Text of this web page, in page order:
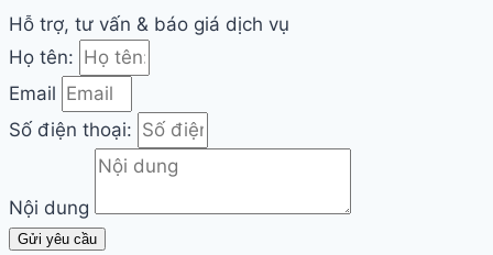
Hỗ trợ, tư vấn & báo giá dịch vụ
Họ tên:
Email
Số điện thoại:
Nội dung
Gửi yêu cầu